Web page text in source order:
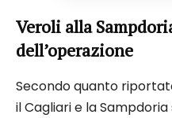
Veroli alla
dell’operazione
Secondo quanto
il Cagliari e la